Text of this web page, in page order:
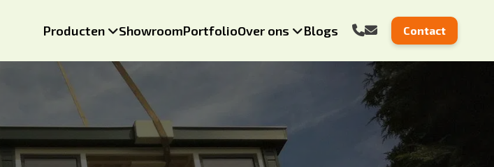
Producten ShowroomPortfolioOver ons Blogs Contact